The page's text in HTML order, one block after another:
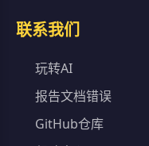
联系我们
玩转AI
报告文档错误
GitHub仓库